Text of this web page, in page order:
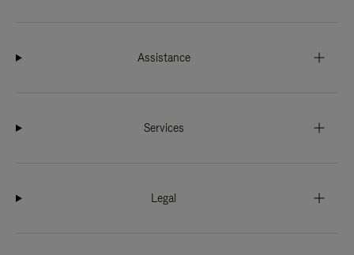
Assistance
Services
Legal